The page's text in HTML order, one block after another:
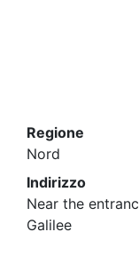
Regione
Nord
Indirizzo
Near the
Galilee